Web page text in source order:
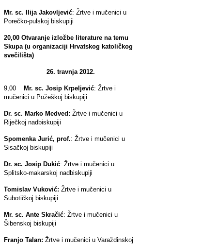
Mr. sc. Ilija Jakovljević: Žrtve i mučenici u
Porečko-pulskoj biskupiji
20,00 Otvaranje izložbe literature na temu
Skupa (u organizaciji Hrvatskog katoličkog
svečilišta)
26. travnja 2012.
9,00 Mr. sc. Josip Krpeljević: Žrtve i
mučenici u Požeškoj biskupiji
Dr. sc. Marko Medved: Žrtve i mučenici u
Riječkoj nadbiskupiji
Spomenka Jurić, prof.: Žrtve i mučenici u
Sisačkoj biskupiji
Dr. sc. Josip Dukić: Žrtve i mučenici u
Splitsko-makarskoj nadbiskupiji
Tomislav Vuković: Žrtve i mučenici u
Subotičkoj biskupiji
Mr. sc. Ante Skračić: Žrtve i mučenici u
Šibenskoj biskupiji
Franjo Talan: Žrtve i mučenici u Varaždinskoj